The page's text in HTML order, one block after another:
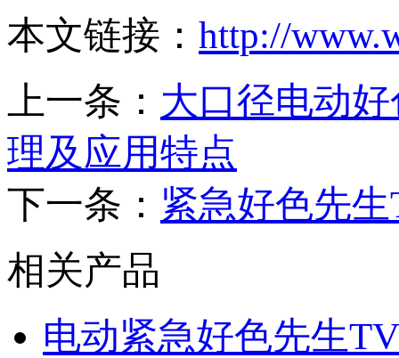
本文链接： http://
上一条： 大口径电动
理及应用特点
下一条： 紧急好色先
相关产品
电动紧急好色先生